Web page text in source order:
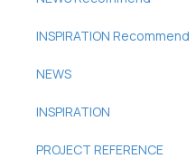
INSPIRATION Recommend
NEWS
INSPIRATION
PROJECT REFERENCE